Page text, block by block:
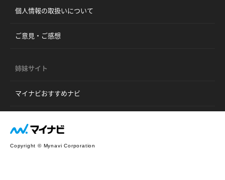
個人情報の取扱いについて
ご意見・ご感想
姉妹サイト
マイナビおすすめナビ
Copyright © Mynavi Corporation